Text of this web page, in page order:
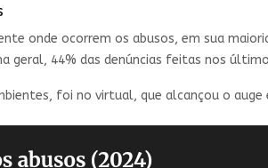
onde ocorrem os abusos, em sua
geral, 44% das denúncias feitas nos
foi no virtual, que alcançou o